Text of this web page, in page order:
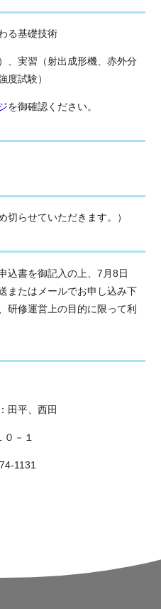
る基礎技術
、実習（射出成形機、赤外分
度試験）
を御確認ください。
切らせていただきます。）
込書を御記入の上、7月8日
またはメールでお申し込み下
研修運営上の目的に限って利
平、西田
－１
1131